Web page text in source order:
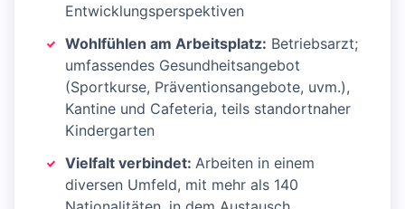
Entwicklungsperspektiven
Wohlfühlen am Arbeitsplatz: Betriebsarzt;
umfassendes Gesundheitsangebot
(Sportkurse, Präventionsangebote, uvm.),
Kantine und Cafeteria, teils standortnaher
Kindergarten
Vielfalt verbindet: Arbeiten in einem
diversen Umfeld, mit mehr als 140